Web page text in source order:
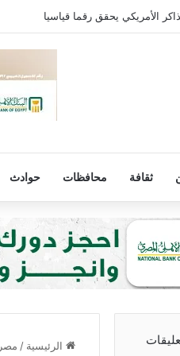
الأمريكي يحقق رقما قياسيا
ثقافة محافظات حوادث
الرئيسية / مصر